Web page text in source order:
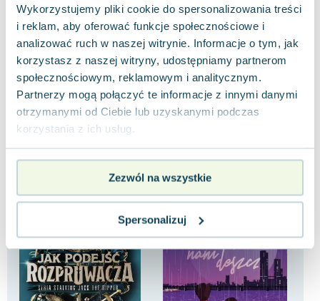
Wykorzystujemy pliki cookie do spersonalizowania treści
i reklam, aby oferować funkcje społecznościowe i
analizować ruch w naszej witrynie. Informacje o tym, jak
korzystasz z naszej witryny, udostępniamy partnerom
społecznościowym, reklamowym i analitycznym.
Partnerzy mogą połączyć te informacje z innymi danymi
otrzymanymi od Ciebie lub uzyskanymi podczas
korzystania z ich usług.
Zezwól na wszystkie
Spersonalizuj
34.28 zł nowa
Do koszyka
121.94 zł nowa
Do koszyka
Inne książki z tej samej kategorii